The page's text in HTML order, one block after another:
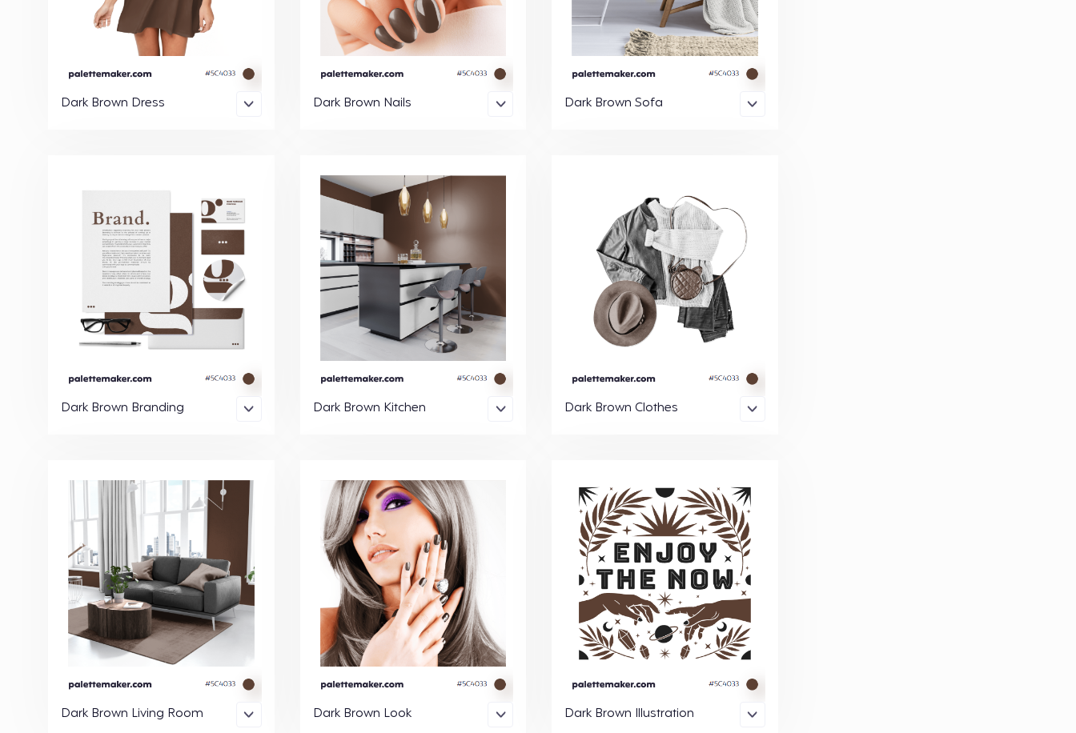
Dark Brown Dress Dark Brown Nails Dark Brown Sofa
Dark Brown Branding Dark Brown Kitchen Dark Brown Clothes
Dark Brown Living Room Dark Brown Look Dark Brown Illustration